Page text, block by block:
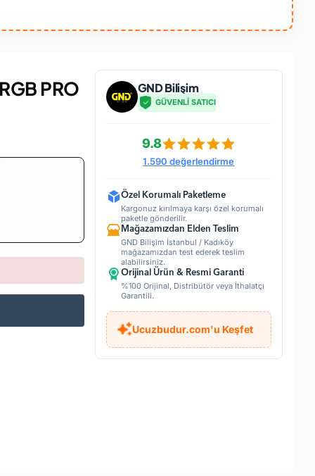
PRO
GND Bilişim
GÜVENLİ SATICI
9.8
1.590 değerlendirme
Özel Korumalı Paketleme
Kargonuz kırılmaya karşı özel korumalı
paketle gönderilir.
Mağazamızdan Elden Teslim
GND Bilişim İstanbul / Kadıköy
mağazamızdan test ederek teslim
alabilirsiniz.
Orijinal Ürün & Resmi Garanti
%100 Orijinal, Distribütör veya İthalatçı
Garantili.
Ucuzbudur.com'u Keşfet